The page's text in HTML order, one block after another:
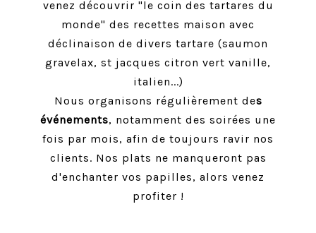
venez découvrir "le coin des tartares du
monde" des recettes maison avec
déclinaison de divers tartare (saumon
gravelax, st jacques citron vert vanille,
italien...)
Nous organisons régulièrement des
événements, notamment des soirées une
fois par mois, afin de toujours ravir nos
clients. Nos plats ne manqueront pas
d'enchanter vos papilles, alors venez
profiter !